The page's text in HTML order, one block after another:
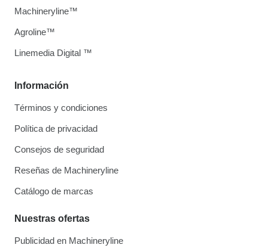
Información
Términos y condiciones
Política de privacidad
Consejos de seguridad
Reseñas de Machineryline
Catálogo de marcas
Nuestras ofertas
Publicidad en Machineryline
Machineryline™
Agroline™
Linemedia Digital ™